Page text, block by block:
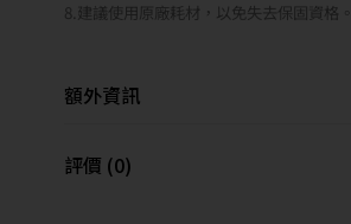
8.建議使用原廠耗材，以免失去保固資格。
額外資訊
評價 (0)